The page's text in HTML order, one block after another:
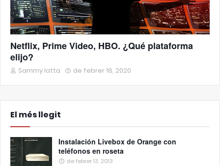
Netflix, Prime Video, HBO. ¿Qué plataforma
elijo?
Sammy Iatta de febrer 18, 2020
El més llegit
Instalación Livebox de Orange con
teléfonos en roseta
de febrer 13, 2013